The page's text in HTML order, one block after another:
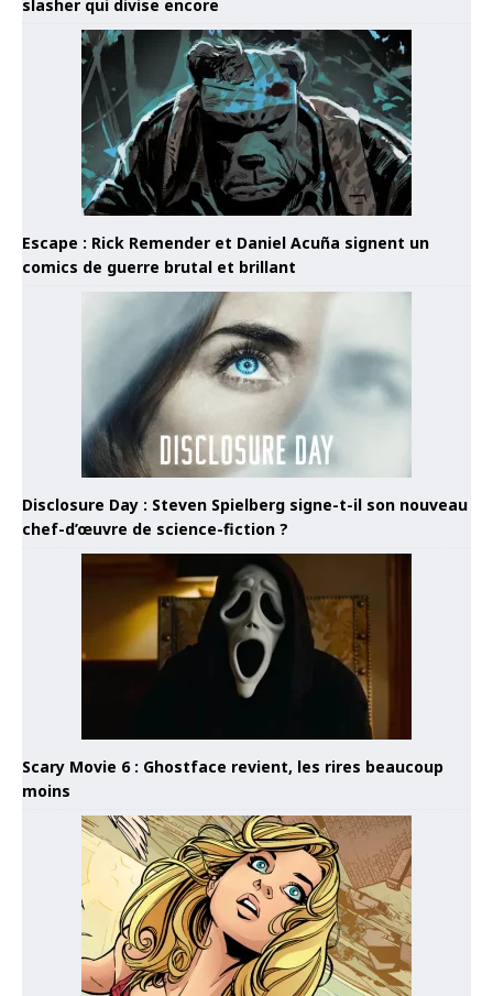
slasher qui divise encore
Escape : Rick Remender et Daniel Acuña signent un
comics de guerre brutal et brillant
Disclosure Day : Steven Spielberg signe-t-il son nouveau
chef-d’œuvre de science-fiction ?
Scary Movie 6 : Ghostface revient, les rires beaucoup
moins